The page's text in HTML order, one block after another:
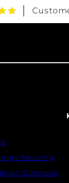
Messing
Schmuck